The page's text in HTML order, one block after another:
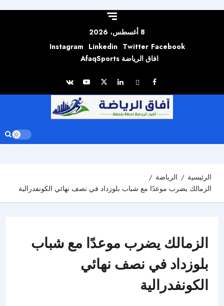
8 أغسطس، 2026
Facebook
Twitter
Linkedin
Instagram
افاق الرياضة AfaqSports
الرئيسية
الرياضة
الزمالك يضرب موعدًا مع شباب بلوزداد في نصف نهائي الكونفدرالية
الزمالك يضرب موعدًا مع شباب
بلوزداد في نصف نهائي
الكونفدرالية